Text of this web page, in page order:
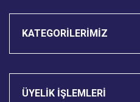
KATEGORİLERİMİZ
ÜYELİK İŞLEMLERİ